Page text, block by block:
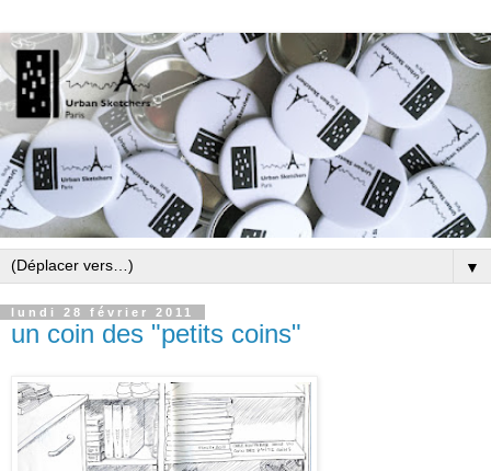
▼
lundi 28 février 2011
un coin des "petits coins"